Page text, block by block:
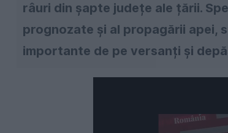
râuri din șapte județe ale țării.
prognozate și al propagării apei,
importante de pe versanți și